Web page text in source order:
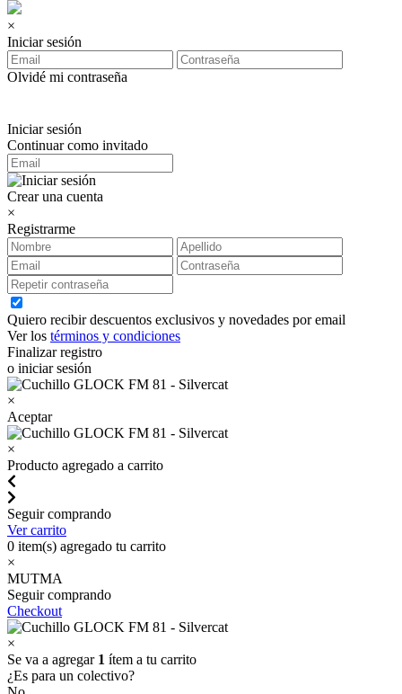
×
Iniciar sesión
Olvidé mi contraseña
Iniciar sesión
Continuar como invitado
Crear una cuenta
×
Registrarme
Quiero recibir descuentos exclusivos y novedades por email
Ver los términos y condiciones
Finalizar registro
o iniciar sesión
×
Aceptar
×
Producto agregado a carrito
Seguir comprando
Ver carrito
0 item(s) agregado tu carrito
×
MUTMA
Seguir comprando
Checkout
×
Se va a agregar 1 ítem a tu carrito
¿Es para un colectivo?